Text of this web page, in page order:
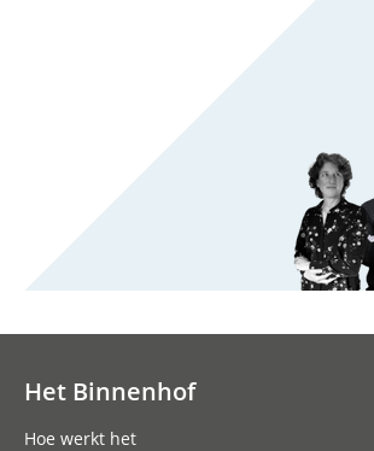
Het Binnenhof
Hoe werkt het